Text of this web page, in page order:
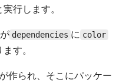
実行します。
dependencies に color
す。
作られ、そこにパッケー